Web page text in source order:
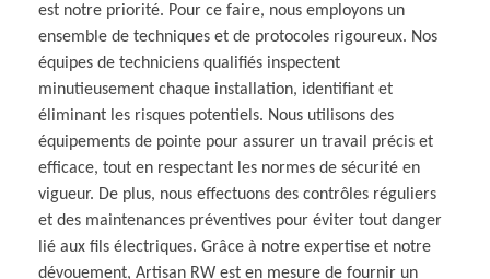
est notre priorité. Pour ce faire, nous employons un
ensemble de techniques et de protocoles rigoureux. Nos
équipes de techniciens qualifiés inspectent
minutieusement chaque installation, identifiant et
éliminant les risques potentiels. Nous utilisons des
équipements de pointe pour assurer un travail précis et
efficace, tout en respectant les normes de sécurité en
vigueur. De plus, nous effectuons des contrôles réguliers
et des maintenances préventives pour éviter tout danger
lié aux fils électriques. Grâce à notre expertise et notre
dévouement, Artisan RW est en mesure de fournir un